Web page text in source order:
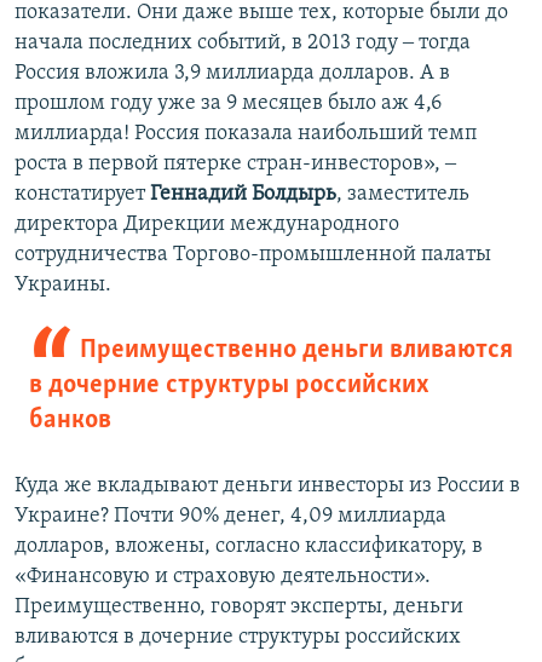
показатели. Они даже выше тех, которые были до
начала последних событий, в 2013 году ‒ тогда
Россия вложила 3,9 миллиарда долларов. А в
прошлом году уже за 9 месяцев было аж 4,6
миллиарда! Россия показала наибольший темп
роста в первой пятерке стран-инвесторов», ‒
констатируетГеннадий Болдырь, заместитель
директора Дирекции международного
сотрудничества Торгово-промышленной палаты
Украины.
Преимущественно деньги вливаются
в дочерние структуры российских
банков
Куда же вкладывают деньги инвесторы из России в
Украине? Почти 90% денег, 4,09 миллиарда
долларов, вложены, согласно классификатору, в
«Финансовую и страховую деятельности».
Преимущественно, говорят эксперты, деньги
вливаются в дочерние структуры российских